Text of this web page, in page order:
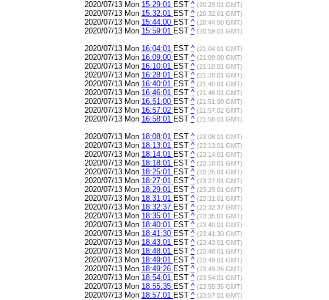
2020/07/13 Mon 15:29:01 EST ^ (20:29:01 GMT)
2020/07/13 Mon 15:32:01 EST ^ (20:32:01 GMT)
2020/07/13 Mon 15:44:00 EST ^ (20:44:00 GMT)
2020/07/13 Mon 15:59:01 EST ^ (20:59:01 GMT)
2020/07/13 Mon 16:04:01 EST ^ (21:04:01 GMT)
2020/07/13 Mon 16:09:00 EST ^ (21:09:00 GMT)
2020/07/13 Mon 16:10:01 EST ^ (21:10:01 GMT)
2020/07/13 Mon 16:28:01 EST ^ (21:28:01 GMT)
2020/07/13 Mon 16:40:01 EST ^ (21:40:01 GMT)
2020/07/13 Mon 16:46:01 EST ^ (21:46:01 GMT)
2020/07/13 Mon 16:51:00 EST ^ (21:51:00 GMT)
2020/07/13 Mon 16:57:02 EST ^ (21:57:02 GMT)
2020/07/13 Mon 16:58:01 EST ^ (21:58:01 GMT)
2020/07/13 Mon 18:08:01 EST ^ (23:08:01 GMT)
2020/07/13 Mon 18:13:01 EST ^ (23:13:01 GMT)
2020/07/13 Mon 18:14:01 EST ^ (23:14:01 GMT)
2020/07/13 Mon 18:18:01 EST ^ (23:18:01 GMT)
2020/07/13 Mon 18:25:01 EST ^ (23:25:01 GMT)
2020/07/13 Mon 18:27:01 EST ^ (23:27:01 GMT)
2020/07/13 Mon 18:29:01 EST ^ (23:29:01 GMT)
2020/07/13 Mon 18:31:01 EST ^ (23:31:01 GMT)
2020/07/13 Mon 18:32:37 EST ^ (23:32:37 GMT)
2020/07/13 Mon 18:35:01 EST ^ (23:35:01 GMT)
2020/07/13 Mon 18:40:01 EST ^ (23:40:01 GMT)
2020/07/13 Mon 18:41:30 EST ^ (23:41:30 GMT)
2020/07/13 Mon 18:43:01 EST ^ (23:43:01 GMT)
2020/07/13 Mon 18:48:01 EST ^ (23:48:01 GMT)
2020/07/13 Mon 18:49:01 EST ^ (23:49:01 GMT)
2020/07/13 Mon 18:49:26 EST ^ (23:49:26 GMT)
2020/07/13 Mon 18:54:01 EST ^ (23:54:01 GMT)
2020/07/13 Mon 18:55:35 EST ^ (23:55:35 GMT)
2020/07/13 Mon 18:57:01 EST ^ (23:57:01 GMT)